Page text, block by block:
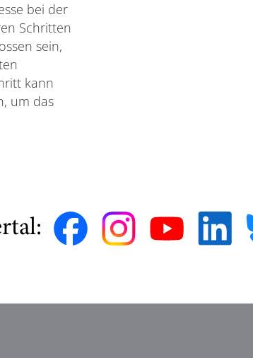
bei der
Schritten
sein,
kann
um das